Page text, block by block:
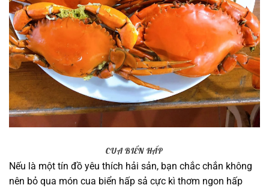
CUA BIỂN HẤP
Nếu là một tín đồ yêu thích hải sản, bạn chắc chắn không
nên bỏ qua món cua biển hấp sả cực kì thơm ngon hấp